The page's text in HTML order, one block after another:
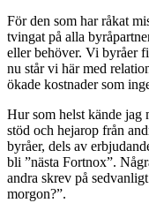
För den som har råkat
tvingat på alla
eller behöver. Vi byråer
nu står vi här med
ökade kostnader som
Hur som helst kände jag
stöd och hejarop från
byråer, dels av
bli ”nästa Fortnox”.
andra skrev på
morgon?”.